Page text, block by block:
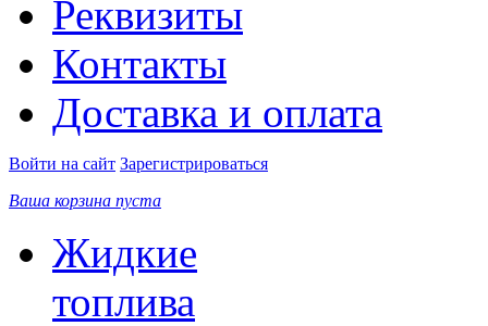
Реквизиты
Контакты
Доставка и оплата
Войти на сайт Зарегистрироваться
Ваша корзина пуста
Жидкие
топлива